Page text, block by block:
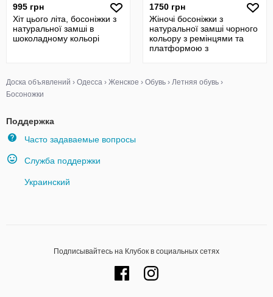
995 грн
Хіт цього літа, босоніжки з
натуральної замші в
шоколадному кольорі
1750 грн
Жіночі босоніжки з
натуральної замші чорного
кольору з ремінцями та
платформою з
Доска объявлений › Одесса › Женское › Обувь › Летняя обувь ›
Босоножки
Поддержка
Часто задаваемые вопросы
Служба поддержки
Украинский
Подписывайтесь на Клубок в социальных сетях